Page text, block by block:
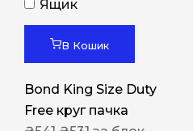
Ящик
В Кошик
Bond King Size Duty
Free круг пачка